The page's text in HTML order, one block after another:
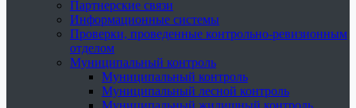
Партнерские связи
Информационные системы
Проверки, проведенные контрольно-ревизионным
отделом
Муниципальный контроль
Муниципальный контроль
Муниципальный лесной контроль
Муниципальный жилищный контроль